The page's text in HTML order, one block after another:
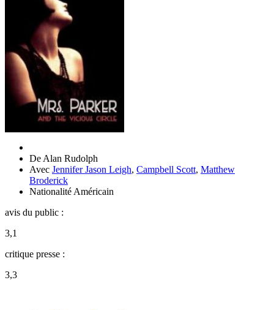
De Alan Rudolph
Avec Jennifer Jason Leigh, Campbell Scott, Matthew
Broderick
Nationalité Américain
avis du public :
3,1
critique presse :
3,3